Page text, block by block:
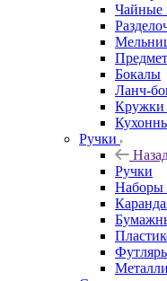
Чайные
Бокалы
Ланч-
Кружки
Ручки
Ручки
Наборы